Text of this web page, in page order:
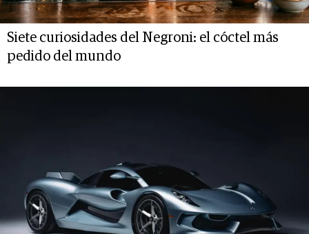
Siete curiosidades del Negroni: el cóctel más
pedido del mundo